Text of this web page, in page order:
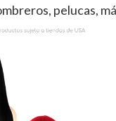
pelucas,